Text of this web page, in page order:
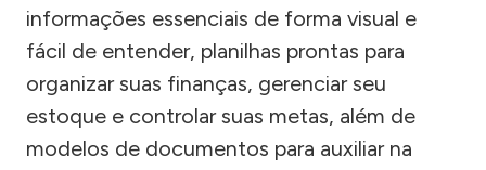
informações essenciais de forma visual e
fácil de entender, planilhas prontas para
organizar suas finanças, gerenciar seu
estoque e controlar suas metas, além de
modelos de documentos para auxiliar na